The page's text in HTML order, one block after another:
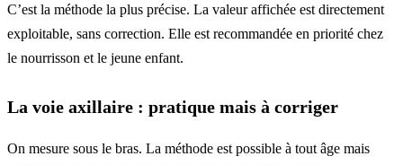
C’est la méthode la plus précise. La valeur affichée est directement
exploitable, sans correction. Elle est recommandée en priorité chez
le nourrisson et le jeune enfant.
La voie axillaire : pratique mais à corriger
On mesure sous le bras. La méthode est possible à tout âge mais